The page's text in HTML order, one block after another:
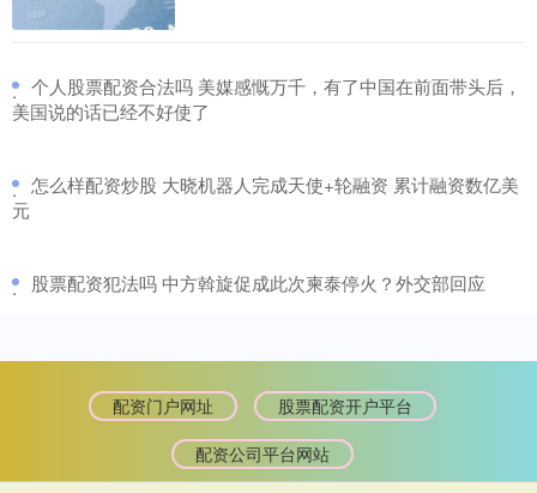
· ​个人股票配资合法吗 美媒感慨万千，有了中国在前面带头后，
美国说的话已经不好使了
· ​怎么样配资炒股 大晓机器人完成天使+轮融资 累计融资数亿美
元
· ​股票配资犯法吗 中方斡旋促成此次柬泰停火？外交部回应
配资门户网址
股票配资开户平台
配资公司平台网站